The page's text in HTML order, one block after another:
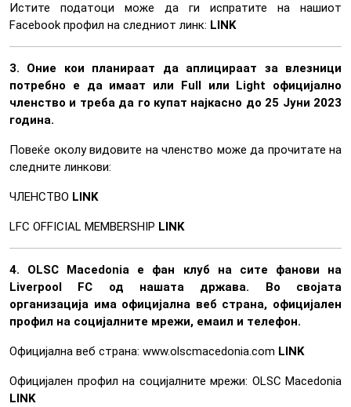
Истите податоци може да ги испратите на нашиот
Facebook профил на следниот линк: LINK
3. Оние кои планираат да аплицираат за влезници
потребно е да имаат или Full или Light официјално
членство и треба да го купат најкасно до 25 Јуни 2023
година.
Повеќе околу видовите на членство може да прочитате на
следните линкови:
ЧЛЕНСТВО LINK
LFC OFFICIAL MEMBERSHIP LINK
4. OLSC Macedonia е фан клуб на сите фанови на
Liverpool FC од нашата држава. Во својата
организација има официјална веб страна, официјален
профил на социјалните мрежи, емаил и телефон.
Официјална веб страна: www.olscmacedonia.com LINK
Официјален профил на социјалните мрежи: OLSC Macedonia
LINK